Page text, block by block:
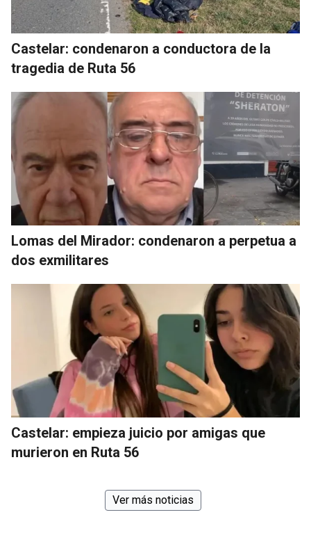
Castelar: condenaron a conductora de la
tragedia de Ruta 56
Lomas del Mirador: condenaron a perpetua a
dos exmilitares
Castelar: empieza juicio por amigas que
murieron en Ruta 56
Ver más noticias